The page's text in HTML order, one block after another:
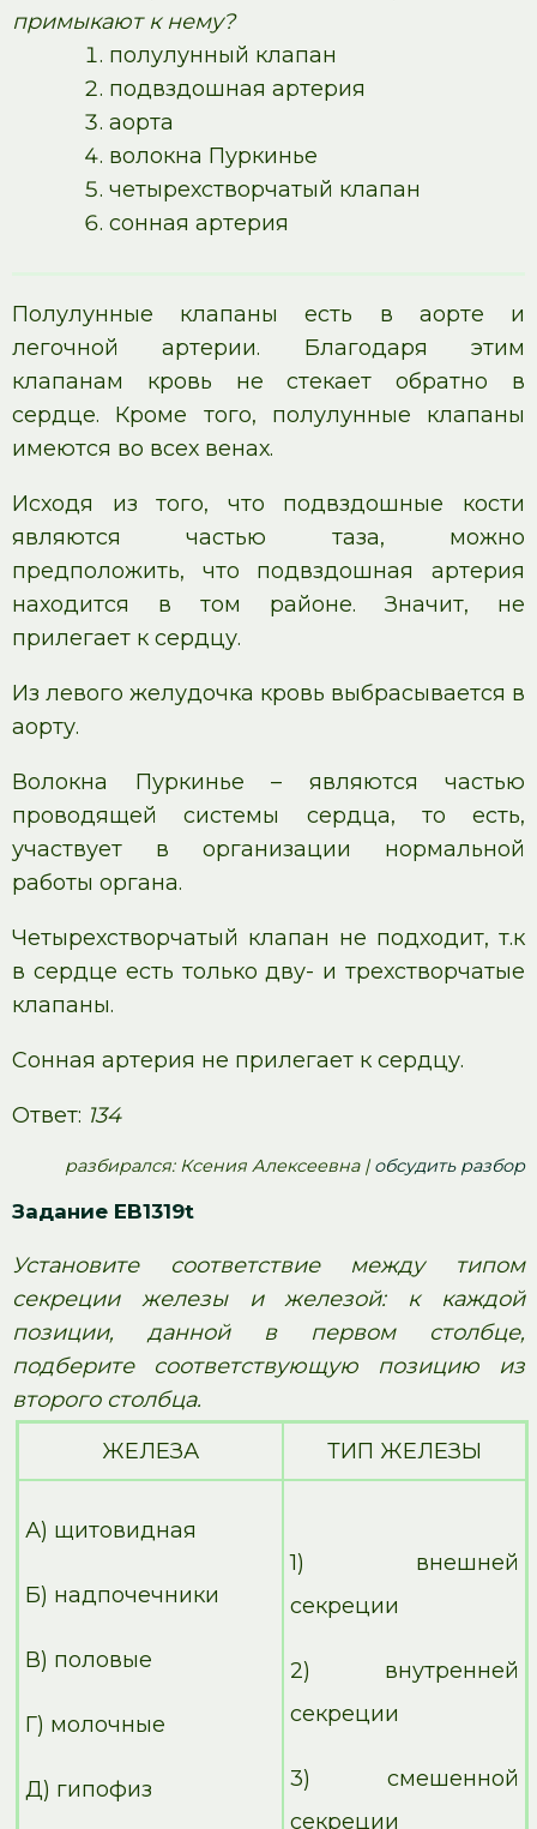
примыкают к нему?
полулунный клапан
подвздошная артерия
аорта
волокна Пуркинье
четырехстворчатый клапан
сонная артерия
Полулунные клапаны есть в аорте и
легочной артерии. Благодаря этим
клапанам кровь не стекает обратно в
сердце. Кроме того, полулунные клапаны
имеются во всех венах.
Исходя из того, что подвздошные кости
являются частью таза, можно
предположить, что подвздошная артерия
находится в том районе. Значит, не
прилегает к сердцу.
Из левого желудочка кровь выбрасывается в
аорту.
Волокна Пуркинье – являются частью
проводящей системы сердца, то есть,
участвует в организации нормальной
работы органа.
Четырехстворчатый клапан не подходит, т.к
в сердце есть только дву- и трехстворчатые
клапаны.
Сонная артерия не прилегает к сердцу.
Ответ: 134
pазбирался: Ксения Алексеевна |обсудить разбор
Задание EB1319t
Установите соответствие между типом
секреции железы и железой: к каждой
позиции, данной в первом столбце,
подберите соответствующую позицию из
второго столбца.
ЖЕЛЕЗА
ТИП ЖЕЛЕЗЫ
А) щитовидная
Б) надпочечники
В) половые
Г) молочные
Д) гипофиз
1) внешней
секреции
2) внутренней
секреции
3) смешенной
секреции